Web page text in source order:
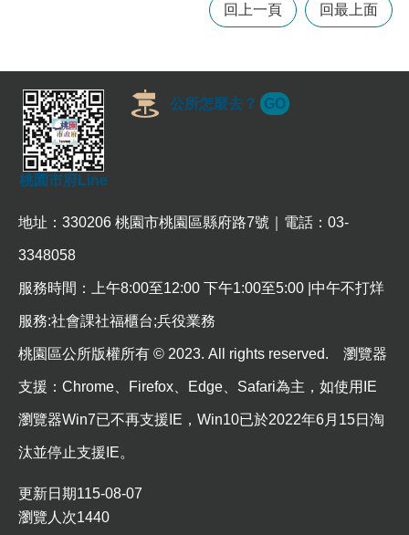
隱
私
權
政
策
政
網
資
料
開
放
告
網
站
安
全
策
回上一頁 回最上面
桃園市府Line
公所怎麼去？ GO
地址：330206 桃園市桃園區縣府路7號｜電話：03-
3348058
服務時間：上午8:00至12:00 下午1:00至5:00 |中午不打烊
服務:社會課社福櫃台;兵役業務
桃園區公所版權所有 © 2023. All rights reserved. 瀏覽器
支援：Chrome、Firefox、Edge、Safari為主，如使用IE
瀏覽器Win7已不再支援IE，Win10已於2022年6月15日淘
汰並停止支援IE。
更新日期115-08-07
瀏覽人次1440